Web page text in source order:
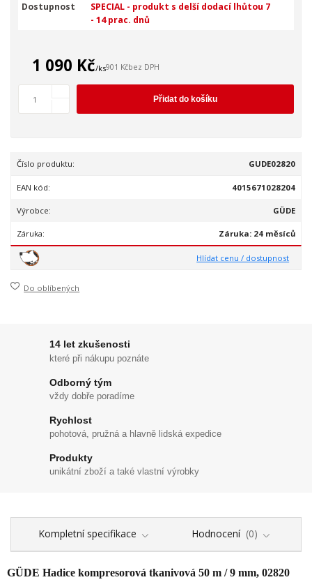
Dostupnost
SPECIAL - produkt s delší dodací lhůtou 7
- 14 prac. dnů
1 090 Kč/ks901 Kčbez DPH
Přidat do košíku
Číslo produktu: GUDE02820
EAN kód: 4015671028204
Výrobce: GÜDE
Záruka: Záruka: 24 měsíců
Hlídat cenu / dostupnost
Do oblíbených
14 let zkušenosti
které při nákupu poznáte
Odborný tým
vždy dobře poradíme
Rychlost
pohotová, pružná a hlavně lidská expedice
Produkty
unikátní zboží a také vlastní výrobky
Kompletní specifikace Hodnocení 0
GÜDE Hadice kompresorová tkanivová 50 m / 9 mm, 02820